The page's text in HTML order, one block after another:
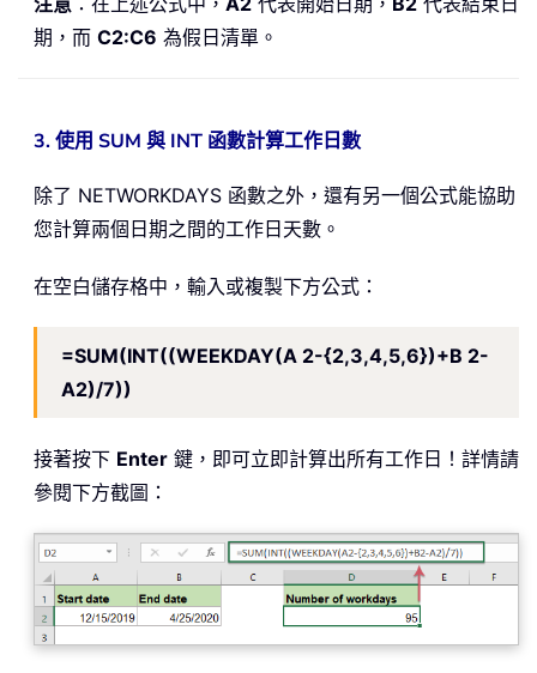
期，而 C2:C6 為假日清單。
3. 使用 SUM 與 INT 函數計算工作日數
除了 NETWORKDAYS 函數之外，還有另一個公式能協助
您計算兩個日期之間的工作日天數。
在空白儲存格中，輸入或複製下方公式：
=SUM(INT((WEEKDAY(A 2-{2,3,4,5,6})+B 2-
A2)/7))
接著按下 Enter 鍵，即可立即計算出所有工作日！詳情請
參閱下方截圖：